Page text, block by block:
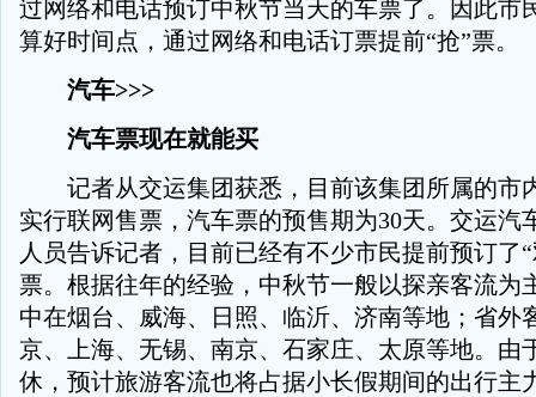
过网络和电话预订中秋节当天的车票了。因此市
算好时间点，通过网络和电话订票提前“抢”票。
汽车>>>
汽车票现在就能买
记者从交运集团获悉，目前该集团所属的市
实行联网售票，汽车票的预售期为30天。交运汽
人员告诉记者，目前已经有不少市民提前预订了
票。根据往年的经验，中秋节一般以探亲客流为
中在烟台、威海、日照、临沂、济南等地；省外
京、上海、无锡、南京、石家庄、太原等地。由
休，预计旅游客流也将占据小长假期间的出行主